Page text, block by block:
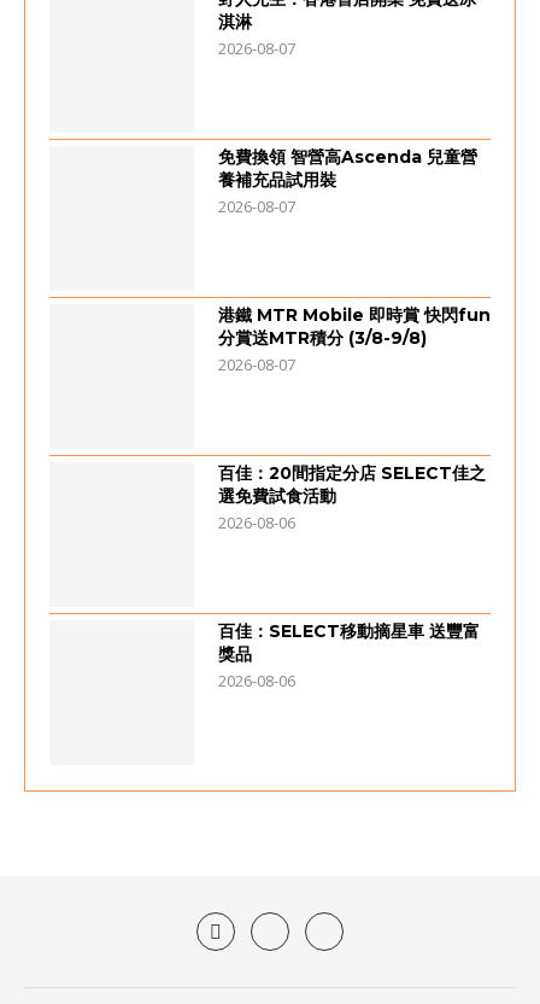
淇淋
2026-08-07
免費換領 智營高Ascenda 兒童營
養補充品試用裝
2026-08-07
港鐵 MTR Mobile 即時賞 快閃fun
分賞送MTR積分 (3/8-9/8)
2026-08-07
百佳：20間指定分店 SELECT佳之
選免費試食活動
2026-08-06
百佳：SELECT移動摘星車 送豐富
獎品
2026-08-06